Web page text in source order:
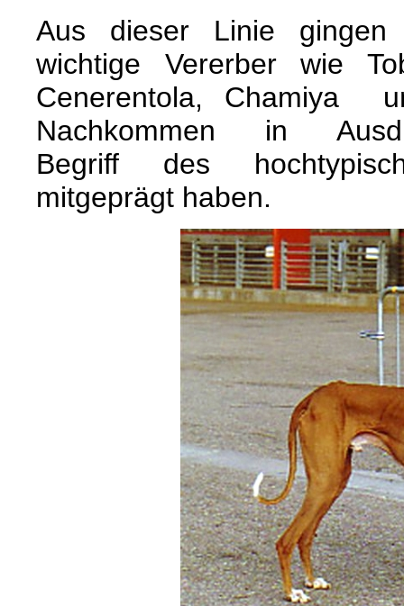
Aus dieser Linie
wichtige Vererber wie
Cenerentola, Chamiya
Nachkommen in
Begriff des
mitgeprägt haben.